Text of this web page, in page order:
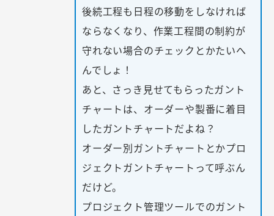
後続工程も日程の移動をしなければ
ならなくなり、作業工程間の制約が
守れない場合のチェックとかたいへ
んでしょ！
あと、さっき見せてもらったガント
チャートは、オーダーや製番に着目
したガントチャートだよね？
オーダー別ガントチャートとかプロ
ジェクトガントチャートって呼ぶん
だけど。
プロジェクト管理ツールでのガント